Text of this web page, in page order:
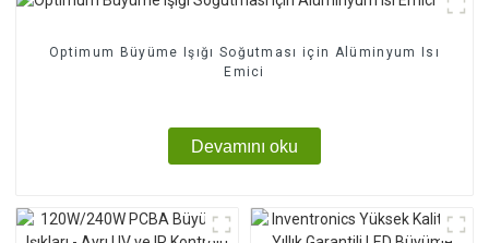
Optimum Büyüme Işığı Soğutması için Alüminyum Isı
Emici
Devamını oku